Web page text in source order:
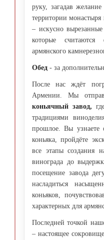
руку, загадав
территории
– искусно
которые
армянского
Обед - за
После нас ждёт
Армении. Мы
коньячный завод,
традициями
прошлое. Вы узнаете
коньяка, пройдёте
все этапы создания
винограда до
посещение завода
насладиться
коньяков,
характерных для
Последней точкой
– настоящее